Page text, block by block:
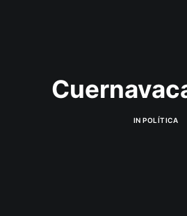
INPOLÍTICA